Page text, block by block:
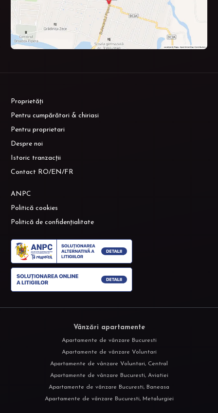
Proprietăți
Pentru cumpărători & chiriasi
Pentru proprietari
Despre noi
Istoric tranzacții
Contact RO/EN/FR
ANPC
Politică cookies
Politică de confidențialitate
Vânzări apartamente
Apartamente de vânzare Bucuresti
Apartamente de vânzare Voluntari
Apartamente de vânzare Voluntari, Central
Apartamente de vânzare Bucuresti, Aviatiei
Apartamente de vânzare Bucuresti, Baneasa
Apartamente de vânzare Bucuresti, Metalurgiei